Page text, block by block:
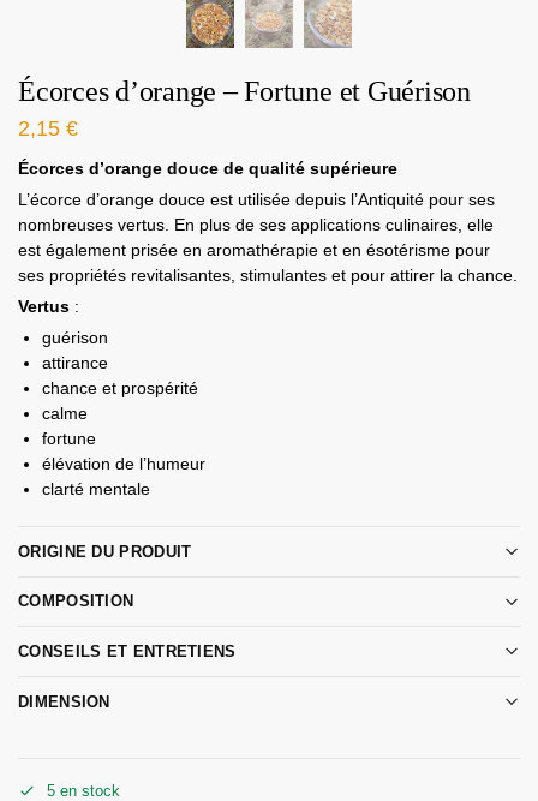
Écorces d’orange – Fortune et Guérison
2,15 €
Écorces d’orange douce de qualité supérieure
L’écorce d’orange douce est utilisée depuis l’Antiquité pour ses
nombreuses vertus. En plus de ses applications culinaires, elle
est également prisée en aromathérapie et en ésotérisme pour
ses propriétés revitalisantes, stimulantes et pour attirer la chance.
Vertus :
guérison
attirance
chance et prospérité
calme
fortune
élévation de l’humeur
clarté mentale
ORIGINE DU PRODUIT
COMPOSITION
CONSEILS ET ENTRETIENS
DIMENSION
5 en stock